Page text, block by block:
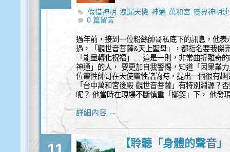
假借神明,洩漏天機,神通, 萬和宮, 靈界神明
0 篇留言
過年前，接到一位粉絲帥哥私底下的訊息，他表
過，「觀世音菩薩&天上聖母」，都指名要我傑
「能量轉化祝福」… 這是一則，非常曲折離奇
神通」的人， 要更加自我警惕，知道「因果業
位靈性帥哥在天使靈性諮詢時，提出一個很有
「台中萬和宮後殿 觀世音菩薩」有特別淵源？
呢？ 他當時在現場不斷慎重「擲筊」下， 他發
詳細內容 →
【聆聽「身體的聲音